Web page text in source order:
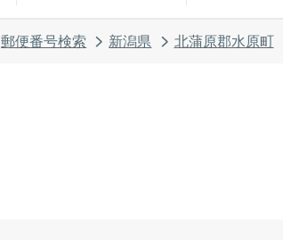
郵便番号検索 新潟県 北蒲原郡水原町